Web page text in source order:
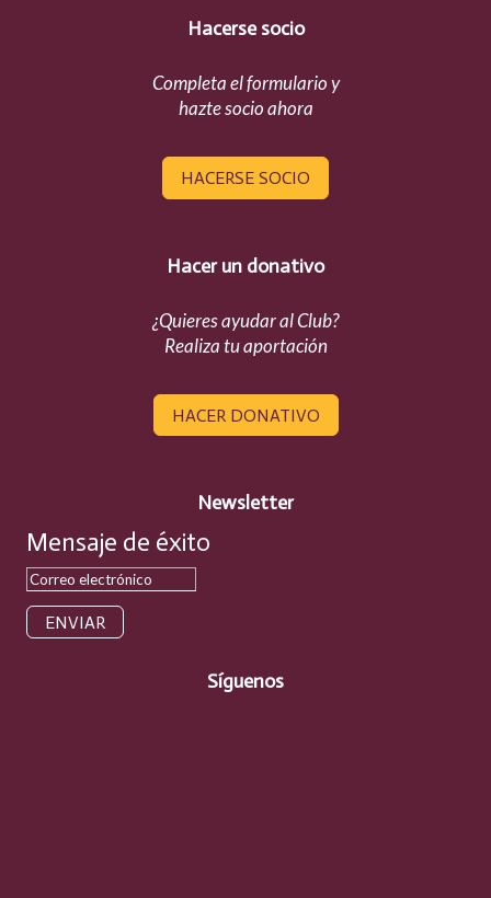
Hacerse socio
Completa el formulario y
hazte socio ahora
HACERSE SOCIO
Hacer un donativo
¿Quieres ayudar al Club?
Realiza tu aportación
HACER DONATIVO
Newsletter
Mensaje de éxito
ENVIAR
Síguenos